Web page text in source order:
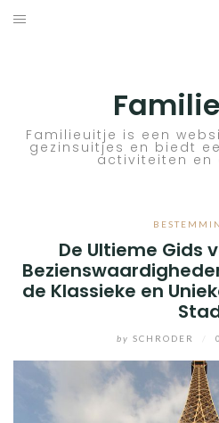
Skip
Familieuitje is een
gezinsuitjes en biedt
activiteiten en
De Ultieme Gids
de Klassieke en
by SCHRODER
HOTELTIPS